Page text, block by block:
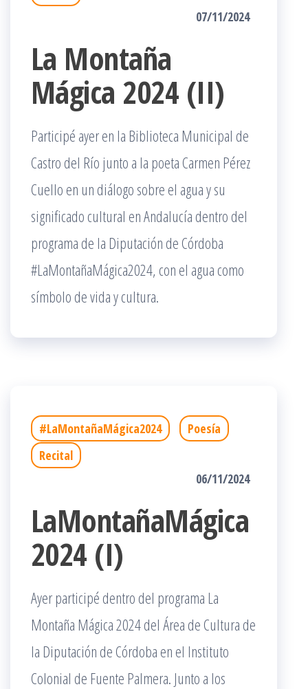
07/11/2024
La Montaña
Mágica 2024 (II)
Participé ayer en la Biblioteca Municipal de
Castro del Río junto a la poeta Carmen Pérez
Cuello en un diálogo sobre el agua y su
significado cultural en Andalucía dentro del
programa de la Diputación de Córdoba
#LaMontañaMágica2024, con el agua como
símbolo de vida y cultura.
#LaMontañaMágica2024
Poesía
Recital
06/11/2024
LaMontañaMágica
2024 (I)
Ayer participé dentro del programa La
Montaña Mágica 2024 del Área de Cultura de
la Diputación de Córdoba en el Instituto
Colonial de Fuente Palmera. Junto a los